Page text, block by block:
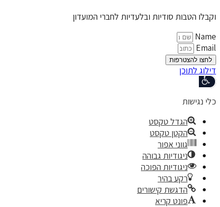
סודיות ובלעדיות לחברי המועדון
טקסט
טקסט
אפור
גבוהה
הפוכה
בהיר
קישורים
קריא